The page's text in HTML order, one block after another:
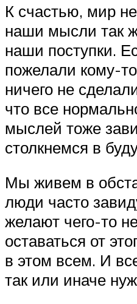
К счастью, мир
наши мысли так
наши поступки.
пожелали кому-
ничего не
что все
мыслей тоже
столкнемся в
Мы живем в
люди часто
желают чего-то
оставаться от
в этом всем. И
так или иначе